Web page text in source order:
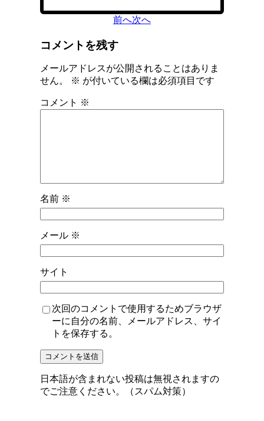
前へ次へ
コメントを残す
メールアドレスが公開されることはありま
せん。
※ が付いている欄は必須項目です
コメント ※
名前 ※
メール ※
サイト
次回のコメントで使用するためブラウザ
ーに自分の名前、メールアドレス、サイ
トを保存する。
日本語が含まれない投稿は無視されますの
でご注意ください。（スパム対策）